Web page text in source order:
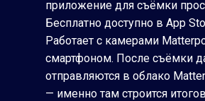
приложение для съёмки
Бесплатно доступно в App
Работает с камерами
смартфоном. После съёмки
отправляются в облако
— именно там строится